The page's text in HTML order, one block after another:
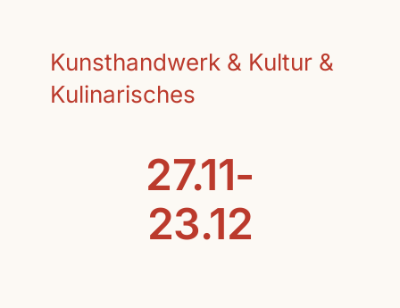
Kunsthandwerk & Kultur &
Kulinarisches
27.11-
23.12